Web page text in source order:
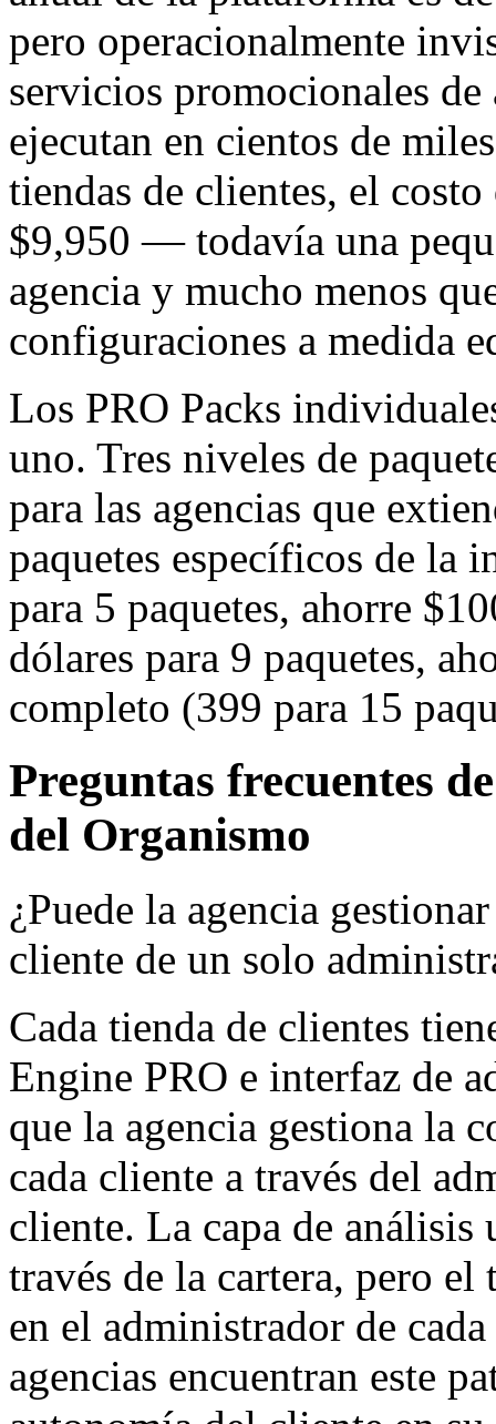
pero operacionalmente
servicios promocionales de
ejecutan en cientos de
tiendas de clientes, el
$9,950 — todavía una
agencia y mucho menos
configuraciones a medida
Los PRO Packs
uno. Tres niveles de
para las agencias que
paquetes específicos de la
para 5 paquetes, ahorre
dólares para 9 paquetes,
completo (399 para 15
Preguntas frecuentes
del Organismo
¿Puede la agencia
cliente de un solo
Cada tienda de clientes
Engine PRO e interfaz de
que la agencia gestiona la
cada cliente a través del
cliente. La capa de
través de la cartera, pero
en el administrador de
agencias encuentran este